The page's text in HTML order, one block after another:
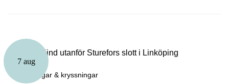
7 aug
Guidningar & kryssningar